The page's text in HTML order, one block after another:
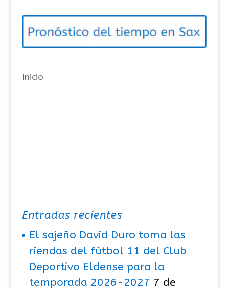
o
í
s
Inicio
Entradas recientes
El sajeño David Duro toma las
riendas del fútbol 11 del Club
Deportivo Eldense para la
temporada 2026-2027 7 de